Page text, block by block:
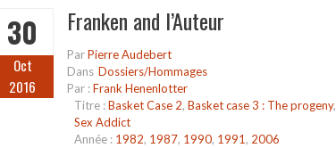
30
Oct
2016
Franken and l’Auteur
ParPierre Audebert
Dans Dossiers/Hommages
Par :Frank Henenlotter
Titre :Basket Case 2, Basket case 3 : The progeny,
Sex Addict
Année : 1982, 1987, 1990, 1991, 2006